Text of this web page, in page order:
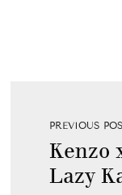
PREVIOUS
Kenzo
Lazy